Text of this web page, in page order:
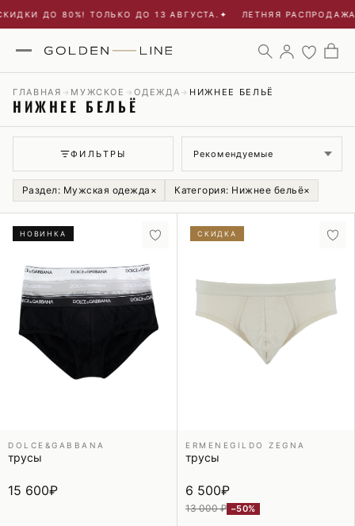
ДО 80%! ТОЛЬКО ДО 13 АВГУСТА. ✦ ЛЕТНЯЯ
ГЛАВНАЯ → МУЖСКОЕ →ОДЕЖДА → НИЖНЕЕ БЕЛЬЁ
НИЖНЕЕ БЕЛЬЁ
ФИЛЬТРЫ
Раздел: Мужская одежда × Категория: Нижнее бельё×
НОВИНКА
DOLCE&GABBANA
трусы
15 600₽
СКИДКА
ERMENEGILDO ZEGNA
трусы
6 500₽
13 000 ₽ −50%